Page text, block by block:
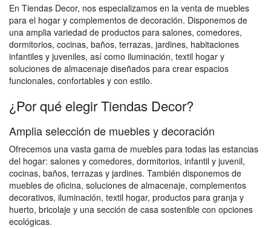
En Tiendas Decor, nos especializamos en la venta de muebles
para el hogar y complementos de decoración. Disponemos de
una amplia variedad de productos para salones, comedores,
dormitorios, cocinas, baños, terrazas, jardines, habitaciones
infantiles y juveniles, así como iluminación, textil hogar y
soluciones de almacenaje diseñados para crear espacios
funcionales, confortables y con estilo.
¿Por qué elegir Tiendas Decor?
Amplia selección de muebles y decoración
Ofrecemos una vasta gama de muebles para todas las estancias
del hogar: salones y comedores, dormitorios, infantil y juvenil,
cocinas, baños, terrazas y jardines. También disponemos de
muebles de oficina, soluciones de almacenaje, complementos
decorativos, iluminación, textil hogar, productos para granja y
huerto, bricolaje y una sección de casa sostenible con opciones
ecológicas.